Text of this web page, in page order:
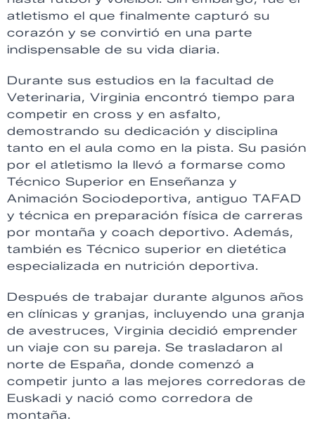
atletismo el que finalmente capturó su
corazón y se convirtió en una parte
indispensable de su vida diaria.
Durante sus estudios en la facultad de
Veterinaria, Virginia encontró tiempo para
competir en cross y en asfalto,
demostrando su dedicación y disciplina
tanto en el aula como en la pista. Su pasión
por el atletismo la llevó a formarse como
Técnico Superior en Enseñanza y
Animación Sociodeportiva, antiguo TAFAD
y técnica en preparación física de carreras
por montaña y coach deportivo. Además,
también es Técnico superior en dietética
especializada en nutrición deportiva.
Después de trabajar durante algunos años
en clínicas y granjas, incluyendo una granja
de avestruces, Virginia decidió emprender
un viaje con su pareja. Se trasladaron al
norte de España, donde comenzó a
competir junto a las mejores corredoras de
Euskadi y nació como corredora de
montaña.